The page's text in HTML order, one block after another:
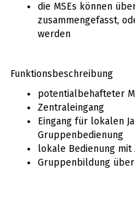
die MSEs können
zusammengefasst,
werden
Funktionsbeschreibung
potentialbehafteter
Zentraleingang
Eingang für lokalen
Gruppenbedienung
lokale Bedienung mit
Gruppenbildung